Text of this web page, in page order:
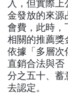
入，但實際
金發放的來源
會費，此時，
相關的推薦獎
依據「多層次
直銷合法與
分之五十、蓄
去認定。